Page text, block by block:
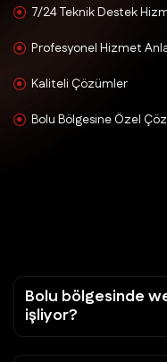
7/24 Teknik Destek
Profesyonel Hizmet
Kaliteli Çözümler
Bolu Bölgesine Özel
Bolu bölgesinde
işliyor?